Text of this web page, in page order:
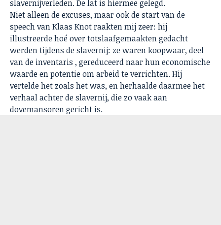
slavernijverleden. De lat is hiermee gelegd.
Niet alleen de excuses, maar ook de start van de
speech vanKlaas Knotraakten mij zeer: hij
illustreerde hoé over totslaafgemaakten gedacht
werden tijdens de slavernij: ze waren koopwaar, deel
van de inventaris , gereduceerd naar hun economische
waarde en potentie om arbeid te verrichten. Hij
vertelde het zoals het was, en herhaalde daarmee het
verhaal achter de slavernij, die zo vaak aan
dovemansoren gericht is.